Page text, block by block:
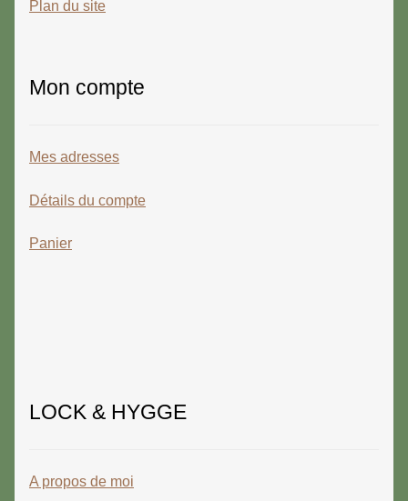
Plan du site
Mon compte
Mes adresses
Détails du compte
Panier
LOCK & HYGGE
A propos de moi